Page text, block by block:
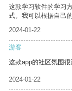
这款学习软件的学习
式。我可以根据自己
2024-01-22
游客
这款app的社区氛围很
2024-01-22